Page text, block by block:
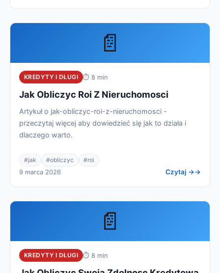
📄
KREDYTY I DŁUGI ⏱ 8 min
Jak Obliczyc Roi Z Nieruchomosci
Artykuł o jak-obliczyc-roi-z-nieruchomosci -
przeczytaj więcej aby dowiedzieć się jak to działa i
dlaczego warto.
#jak #obliczyc
#roi
9 marca 2026
Czytaj →
📄
KREDYTY I DŁUGI ⏱ 8 min